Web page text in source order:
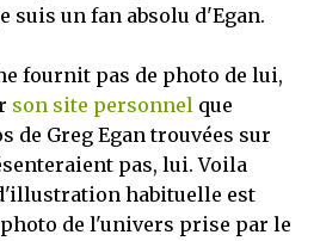
suis un fan absolu d'Egan.
fournit pas de photo de lui,
son site personnel que
de Greg Egan trouvées sur
pas, lui. Voila
habituelle est
de l'univers prise par le